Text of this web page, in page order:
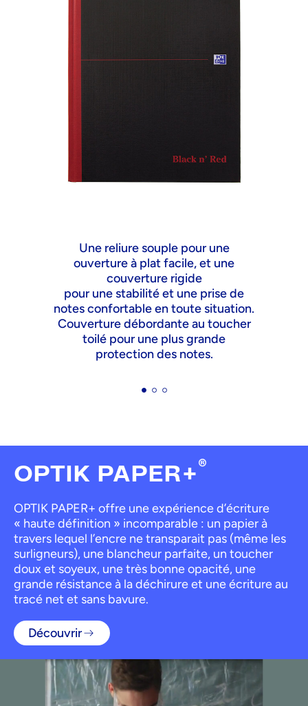
Une reliure souple pour une
ouverture à plat facile, et une
couverture rigide
pour une stabilité et une prise de
notes confortable en toute situation.
Couverture débordante au toucher
toilé pour une plus grande
protection des notes.
OPTIK PAPER+®
OPTIK PAPER+ offre une expérience d’écriture
« haute définition » incomparable : un papier à
travers lequel l’encre ne transparait pas (même les
surligneurs), une blancheur parfaite, un toucher
doux et soyeux, une très bonne opacité, une
grande résistance à la déchirure et une écriture au
tracé net et sans bavure.
Découvrir